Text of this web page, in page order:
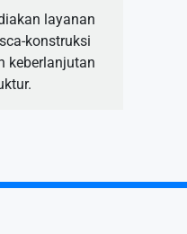
layanan
konstruksi
keberlanjutan